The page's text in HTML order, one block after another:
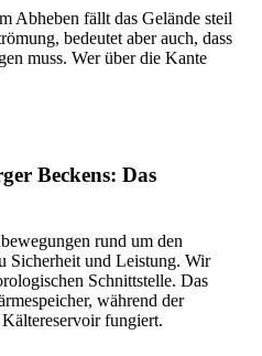
Abheben fällt das Gelände steil
bedeutet aber auch, dass
muss. Wer über die Kante
Beckens: Das
rund um den
Sicherheit und Leistung. Wir
Schnittstelle. Das
während der
fungiert.